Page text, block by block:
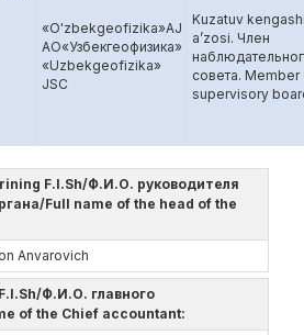
«O'zbekgeofizika»AJ
AO«Узбекгеофизика»
«Uzbekgeofizika»
JSC
Kuzatuv
a’zosi. Член
совета. Member
supervisory
F.I.Sh/Ф.И.О. руководителя
Full name of the head of the
Anvarovich
Ф.И.О. главного
of the Chief accountant: